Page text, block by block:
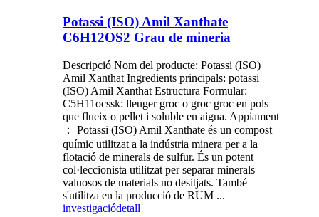
Potassi (ISO) Amil Xanthate
C6H12OS2 Grau de mineria
Descripció Nom del producte: Potassi (ISO)
Amil Xanthat Ingredients principals: potassi
(ISO) Amil Xanthat Estructura Formular:
C5H11ocssk: lleuger groc o groc groc en pols
que flueix o pellet i soluble en aigua. Appiament
： Potassi (ISO) Amil Xanthate és un compost
químic utilitzat a la indústria minera per a la
flotació de minerals de sulfur. És un potent
col·leccionista utilitzat per separar minerals
valuosos de materials no desitjats. També
s'utilitza en la producció de RUM ...
investigaciódetall